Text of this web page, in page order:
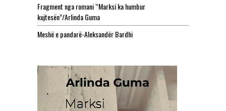
Fragment nga romani “Marksi ka humbur
kujtesën”/Arlinda Guma
Meshë e pandarë-Aleksandër Bardhi